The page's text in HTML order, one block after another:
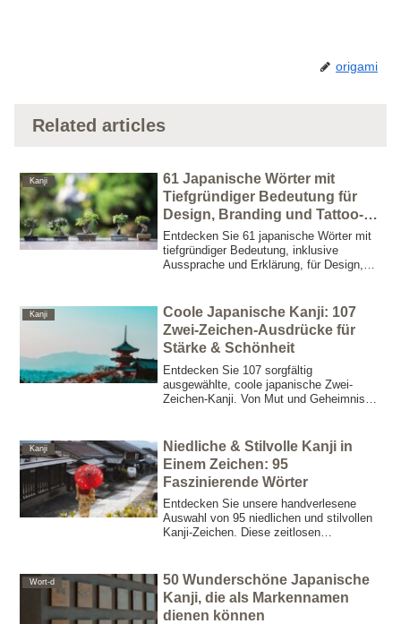
origami
Related articles
Kanji
61 Japanische Wörter mit
Tiefgründiger Bedeutung für
Design, Branding und Tattoo-
Inspiration
Entdecken Sie 61 japanische Wörter mit
tiefgründiger Bedeutung, inklusive
Aussprache und Erklärung, für Design,
Eleganz japanischer Ästhetik.
Kanji
Coole Japanische Kanji: 107
Zwei-Zeichen-Ausdrücke für
Stärke & Schönheit
Entdecken Sie 107 sorgfältig
ausgewählte, coole japanische Zwei-
Zeichen-Kanji. Von Mut und Geheimnis
Namen, Mottos und kreative Projekte.
Kanji
Niedliche & Stilvolle Kanji in
Einem Zeichen: 95
Faszinierende Wörter
Entdecken Sie unsere handverlesene
Auswahl von 95 niedlichen und stilvollen
Kanji-Zeichen. Diese zeitlosen
sind ideal für Namensgebungen,
Charakterdesign und kreative Projekte.
Wort-d
50 Wunderschöne Japanische
Kanji, die als Markennamen
dienen können